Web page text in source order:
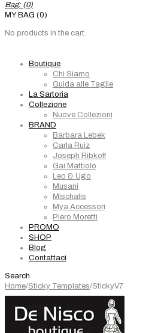
Bag: (0)
MY BAG (0)
No products in the cart.
Boutique
Chi Siamo
Guida alle Taglie
La Sartoria
Collezione
Nuove Collezioni
BRAND
Barbara Lebek
Carla Ruiz
Joseph Ribkoff
Gai Mattiolo
Leo & Ugo
Musani
Mischalis
Mya Accessori
Piero Moretti
PROMO
SHOP
Blog
Contattaci
Search
Home/Sticky Templates/StickyV7